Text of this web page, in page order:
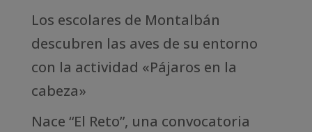
Los escolares de Montalbán
descubren las aves de su entorno
con la actividad «Pájaros en la
cabeza»
Nace “El Reto”, una convocatoria